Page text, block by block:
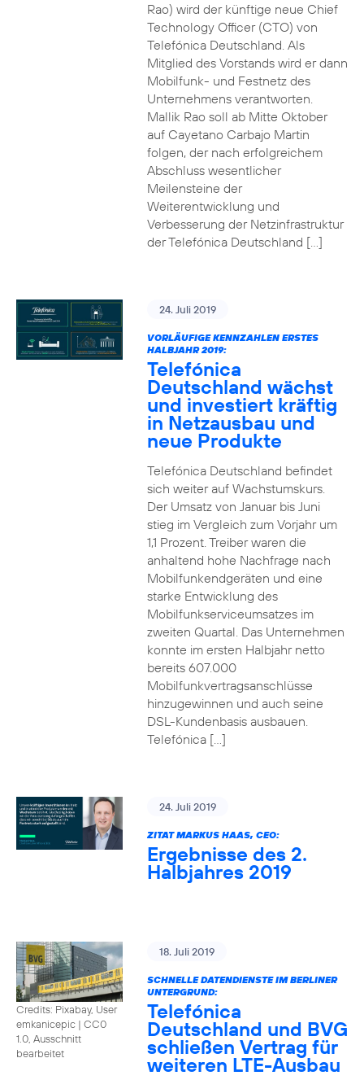
Rao) wird der künftige neue Chief
Technology Officer (CTO) von
Telefónica Deutschland. Als
Mitglied des Vorstands wird er dann
Mobilfunk- und Festnetz des
Unternehmens verantworten.
Mallik Rao soll ab Mitte Oktober
auf Cayetano Carbajo Martin
folgen, der nach erfolgreichem
Abschluss wesentlicher
Meilensteine der
Weiterentwicklung und
Verbesserung der Netzinfrastruktur
der Telefónica Deutschland […]
24. Juli 2019
VORLÄUFIGE KENNZAHLEN ERSTES
HALBJAHR 2019:
Telefónica
Deutschland wächst
und investiert kräftig
in Netzausbau und
neue Produkte
Telefónica Deutschland befindet
sich weiter auf Wachstumskurs.
Der Umsatz von Januar bis Juni
stieg im Vergleich zum Vorjahr um
1,1 Prozent. Treiber waren die
anhaltend hohe Nachfrage nach
Mobilfunkendgeräten und eine
starke Entwicklung des
Mobilfunkserviceumsatzes im
zweiten Quartal. Das Unternehmen
konnte im ersten Halbjahr netto
bereits 607.000
Mobilfunkvertragsanschlüsse
hinzugewinnen und auch seine
DSL-Kundenbasis ausbauen.
Telefónica […]
24. Juli 2019
ZITAT MARKUS HAAS, CEO:
Ergebnisse des 2.
Halbjahres 2019
Credits: Pixabay, User
emkanicepic | CC0
1.0, Ausschnitt
bearbeitet
18. Juli 2019
SCHNELLE DATENDIENSTE IM BERLINER
UNTERGRUND:
Telefónica
Deutschland und BVG
schließen Vertrag für
weiteren LTE-Ausbau